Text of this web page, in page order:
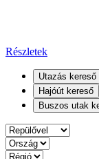
Részletek
Utazás kereső
Hajóút kereső
Buszos utak